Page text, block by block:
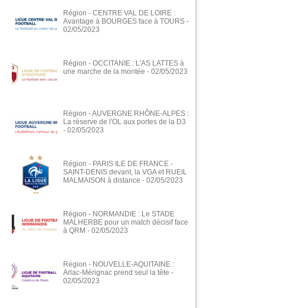
Région - CENTRE VAL DE LOIRE :
Avantage à BOURGES face à TOURS -
02/05/2023
Région - OCCITANIE : L'AS LATTES à
une marche de la montée - 02/05/2023
Région - AUVERGNE RHÔNE-ALPES :
La réserve de l'OL aux portes de la D3
- 02/05/2023
Région - PARIS ILE DE FRANCE -
SAINT-DENIS devant, la VGA et RUEIL
MALMAISON à distance - 02/05/2023
Région - NORMANDIE : Le STADE
MALHERBE pour un match décisif face
à QRM - 02/05/2023
Région - NOUVELLE-AQUITAINE :
Arlac-Mérignac prend seul la tête -
02/05/2023